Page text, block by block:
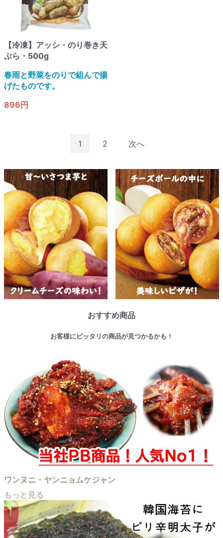
【冷凍】アッシ・のり巻き天
ぷら・500g
春雨と野菜をのりで組んで揚
げたものです。
896円
1 2 次へ
おすすめ商品
お客様にピッタリの商品が見つかるかも！
ワンヌニ・ヤンニョムケジャン
もっと見る